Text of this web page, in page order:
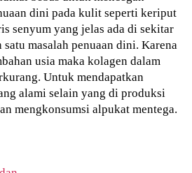
dini pada kulit seperti keriput
senyum yang jelas ada di sekitar
masalah penuaan dini. Karena
usia maka kolagen dalam
Untuk mendapatkan
alami selain yang di produksi
mengkonsumsi alpukat mentega.